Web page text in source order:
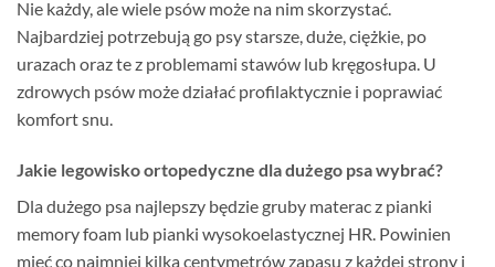
Nie każdy, ale wiele psów może na nim skorzystać.
Najbardziej potrzebują go psy starsze, duże, ciężkie, po
urazach oraz te z problemami stawów lub kręgosłupa. U
zdrowych psów może działać profilaktycznie i poprawiać
komfort snu.
Jakie legowisko ortopedyczne dla dużego psa wybrać?
Dla dużego psa najlepszy będzie gruby materac z pianki
memory foam lub pianki wysokoelastycznej HR. Powinien
mieć co najmniej kilka centymetrów zapasu z każdej strony i